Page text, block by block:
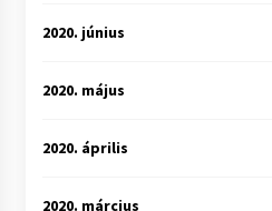
2020. június
2020. május
2020. április
2020. március